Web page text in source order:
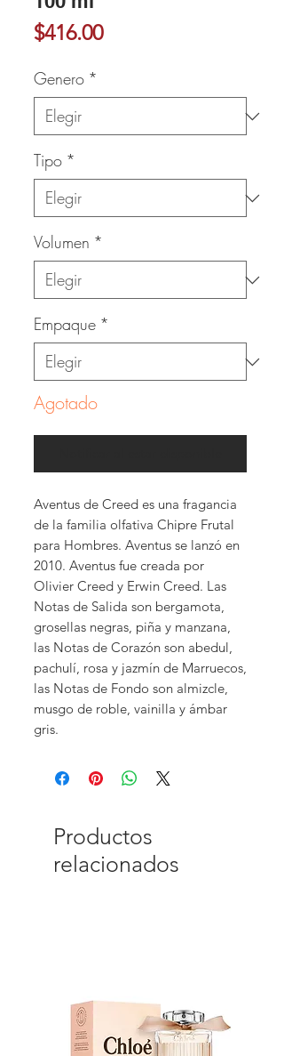
$416.00Precio
Genero *
Tipo *
Volumen *
Empaque *
Agotado
Aventus de Creed es una fragancia
de la familia olfativa Chipre Frutal
para Hombres. Aventus se lanzó en
2010. Aventus fue creada por
Olivier Creed y Erwin Creed. Las
Notas de Salida son bergamota,
grosellas negras, piña y manzana,
las Notas de Corazón son abedul,
pachulí, rosa y jazmín de Marruecos,
las Notas de Fondo son almizcle,
musgo de roble, vainilla y ámbar
gris.
Productos
relacionados